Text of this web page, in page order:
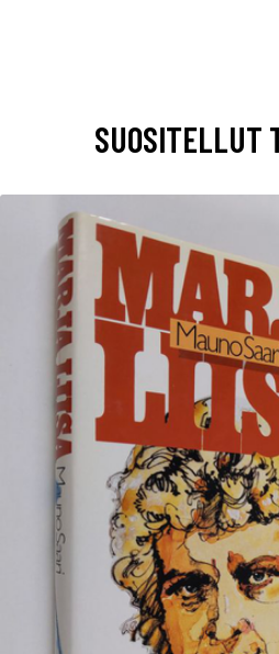
SUOSITELLUT